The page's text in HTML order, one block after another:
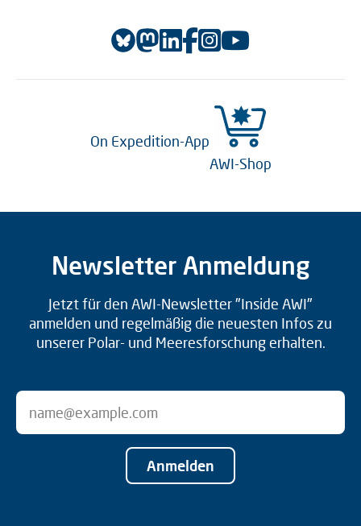
On Expedition-App
AWI-Shop
Newsletter Anmeldung
Jetzt für den AWI-Newsletter "Inside AWI"
anmelden und regelmäßig die neuesten Infos zu
unserer Polar- und Meeresforschung erhalten.
Anmelden